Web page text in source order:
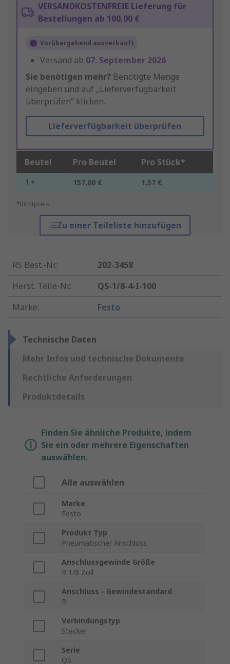
VERSANDKOSTENFREIE Lieferung für
Bestellungen ab 100,00 €
Vorübergehend ausverkauft
Versand ab 07. September 2026
Sie benötigen mehr? Benötigte Menge
eingeben und auf „Lieferverfügbarkeit
überprüfen“ klicken.
Lieferverfügbarkeit überprüfen
Beutel Pro Beutel Pro Stück*
1 + 157,00 € 1,57 €
*Richtpreis
Zu einer Teileliste hinzufügen
RS Best.-Nr.:
202-3458
Herst. Teile-Nr.:
QS-1/8-4-I-100
Marke: Festo
Technische Daten
Mehr Infos und technische Dokumente
Rechtliche Anforderungen
Produktdetails
Finden Sie ähnliche Produkte, indem
Sie ein oder mehrere Eigenschaften
auswählen.
Alle auswählen
Marke
Festo
Produkt Typ
Pneumatischer Anschluss
Anschlussgewinde Größe
R 1/8 Zoll
Anschluss - Gewindestandard
R
Verbindungstyp
Stecker
Serie
QS